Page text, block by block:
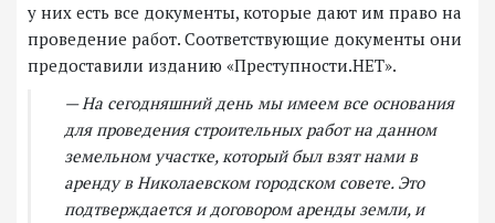
у них есть все документы, которые дают им право на
проведение работ. Соответствующие документы они
предоставили изданию «Преступности.НЕТ».
— На сегодняшний день мы имеем все основания
для проведения строительных работ на данном
земельном участке, который был взят нами в
аренду в Николаевском городском совете. Это
подтверждается и договором аренды земли, и